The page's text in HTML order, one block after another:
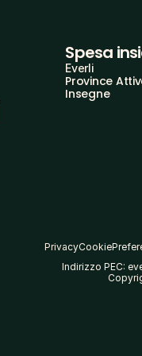
Spesa
Everli
Province
Insegne
PrivacyCookie
Indirizzo PEC: